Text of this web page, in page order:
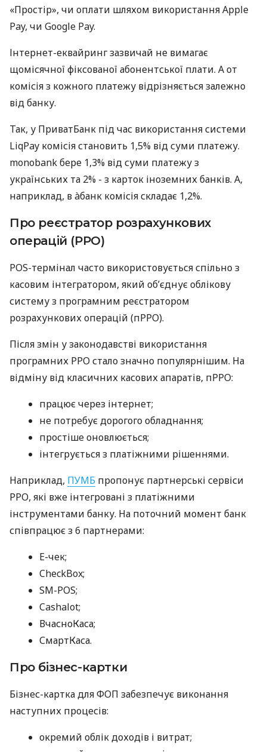
«Простір», чи оплати шляхом використання Apple
Pay, чи Google Pay.
Інтернет-еквайринг зазвичай не вимагає
щомісячної фіксованої абонентської плати. А от
комісія з кожного платежу відрізняється залежно
від банку.
Так, у ПриватБанк під час використання системи
LiqPay комісія становить 1,5% від суми платежу.
monobank бере 1,3% від суми платежу з
українських та 2% - з карток іноземних банків. А,
наприклад, в àбанк комісія складає 1,2%.
Про реєстратор розрахункових
операцій (РРО)
POS-термінал часто використовується спільно з
касовим інтегратором, який об’єднує облікову
систему з програмним реєстратором
розрахункових операцій (пРРО).
Після змін у законодавстві використання
програмних РРО стало значно популярнішим. На
відміну від класичних касових апаратів, пРРО:
працює через інтернет;
не потребує дорогого обладнання;
простіше оновлюється;
інтегрується з платіжними рішеннями.
Наприклад, ПУМБ пропонує партнерські сервіси
РРО, які вже інтегровані з платіжними
інструментами банку. На поточний момент банк
співпрацює з 6 партнерами:
E-чек;
CheckBox;
SM-POS;
Cashalot;
ВчасноКаса;
СмартКаса.
Про бізнес-картки
Бізнес-картка для ФОП забезпечує виконання
наступних процесів:
окремий облік доходів і витрат;